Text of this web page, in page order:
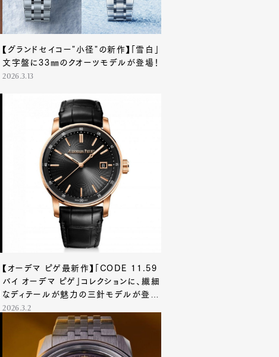
【グランドセイコー"小径"の新作】「雪白」
文字盤に33㎜のクオーツモデルが登場！
2026.3.13
【オーデマ ピゲ最新作】「CODE 11.59
バイ オーデマ ピゲ」コレクションに、繊細
なディテールが魅力の三針モデルが登
場！
2026.3.2